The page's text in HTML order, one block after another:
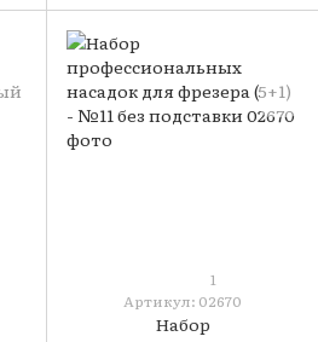
1
Артикул: 02670
Набор